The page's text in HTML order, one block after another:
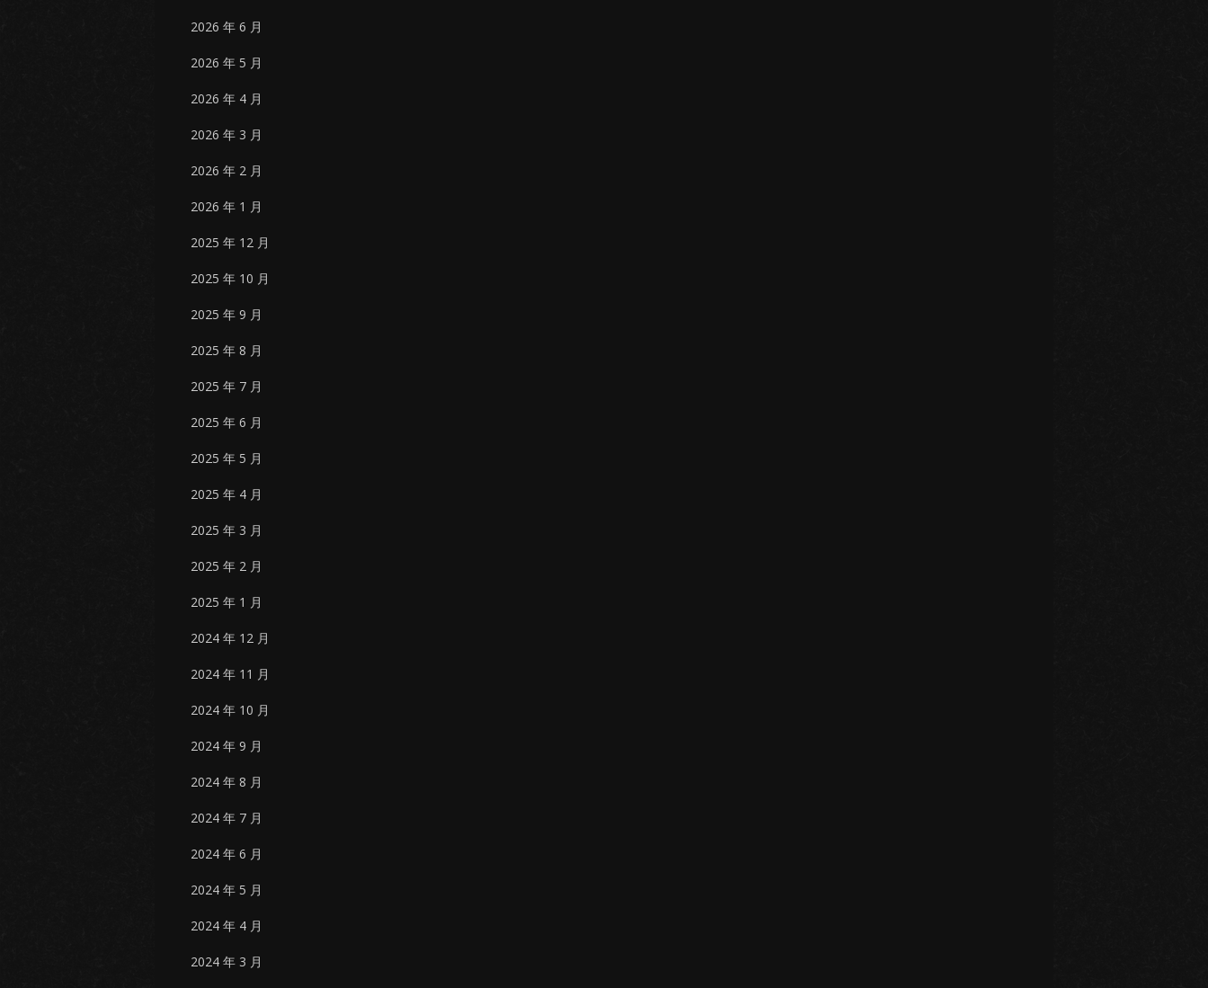
2026 年 6 月
2026 年 5 月
2026 年 4 月
2026 年 3 月
2026 年 2 月
2026 年 1 月
2025 年 12 月
2025 年 10 月
2025 年 9 月
2025 年 8 月
2025 年 7 月
2025 年 6 月
2025 年 5 月
2025 年 4 月
2025 年 3 月
2025 年 2 月
2025 年 1 月
2024 年 12 月
2024 年 11 月
2024 年 10 月
2024 年 9 月
2024 年 8 月
2024 年 7 月
2024 年 6 月
2024 年 5 月
2024 年 4 月
2024 年 3 月